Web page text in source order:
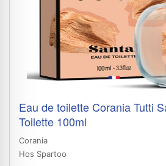
Eau de toilette Corania Tutti
Toilette 100ml
Corania
Hos Spartoo